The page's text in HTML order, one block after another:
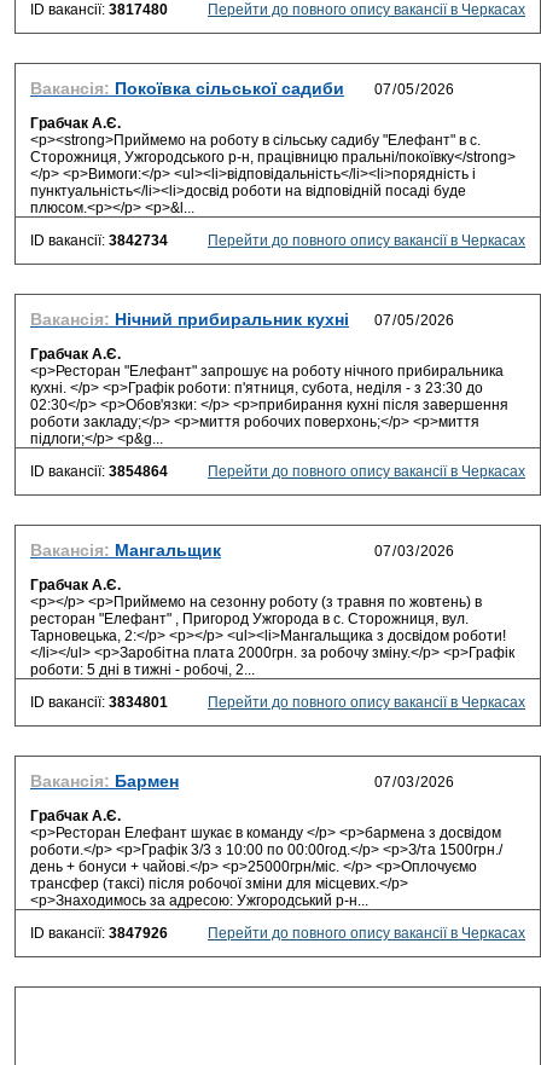
ID вакансії: 3817480 Перейти до повного опису вакансії в Черкасах
Вакансія: Покоївка сільської садиби
Грабчак А.Є.
<p><strong>Приймемо на роботу в сільську садибу "Елефант" в с.
Сторожниця, Ужгородського р-н, працівницю пральні/покоївку</strong>
</p> <p>Вимоги:</p> <ul><li>відповідальність</li><li>порядність і
пунктуальність</li><li>досвід роботи на відповідній посаді буде
плюсом.<p></p> <p>&l...
ID вакансії: 3842734 Перейти до повного опису вакансії в Черкасах
Вакансія: Нічний прибиральник кухні
Грабчак А.Є.
<p>Ресторан "Елефант" запрошує на роботу нічного прибиральника
кухні. </p> <p>Графік роботи: п'ятниця, субота, неділя - з 23:30 до
02:30</p> <p>Обов'язки: </p> <p>прибирання кухні після завершення
роботи закладу;</p> <p>миття робочих поверхонь;</p> <p>миття
підлоги;</p> <p&g...
ID вакансії: 3854864 Перейти до повного опису вакансії в Черкасах
Вакансія: Мангальщик
Грабчак А.Є.
<p></p> <p>Приймемо на сезонну роботу (з травня по жовтень) в
ресторан "Елефант" , Пригород Ужгорода в с. Сторожниця, вул.
Тарновецька, 2:</p> <p></p> <ul><li>Мангальщика з досвідом роботи!
</li></ul> <p>Заробітна плата 2000грн. за робочу зміну.</p> <p>Графік
роботи: 5 дні в тижні - робочі, 2...
ID вакансії: 3834801 Перейти до повного опису вакансії в Черкасах
Вакансія: Бармен
Грабчак А.Є.
<p>Ресторан Елефант шукає в команду </p> <p>бармена з досвідом
роботи.</p> <p>Графік 3/3 з 10:00 по 00:00год.</p> <p>З/та 1500грн./
день + бонуси + чайові.</p> <p>25000грн/міс. </p> <p>Оплочуємо
трансфер (таксі) після робочої зміни для місцевих.</p>
<p>Знаходимось за адресою: Ужгородський р-н...
ID вакансії: 3847926 Перейти до повного опису вакансії в Черкасах